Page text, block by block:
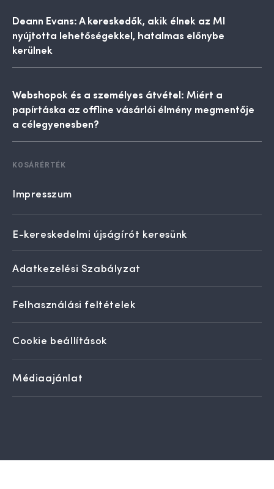
Deann Evans: A kereskedők, akik élnek az MI
nyújtotta lehetőségekkel, hatalmas előnybe
kerülnek
Webshopok és a személyes átvétel: Miért a
papírtáska az offline vásárlói élmény megmentője
a célegyenesben?
KOSÁRÉRTÉK
Impresszum
E-kereskedelmi újságírót keresünk
Adatkezelési Szabályzat
Felhasználási feltételek
Cookie beállítások
Médiaajánlat